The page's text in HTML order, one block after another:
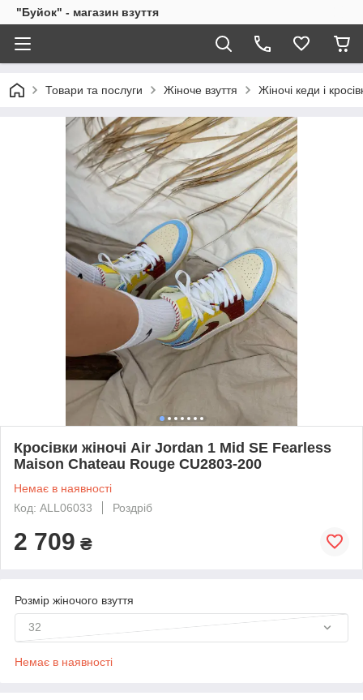
"Буйок" - магазин взуття
Товари та послуги Жіноче взуття Жіночі кеди і
Кросівки жіночі Air Jordan 1 Mid SE Fearless
Maison Chateau Rouge CU2803-200
Немає в наявності
Код: ALL06033
Роздріб
2 709 ₴
Розмір жіночого взуття
32
Немає в наявності